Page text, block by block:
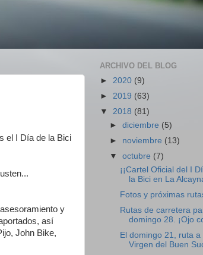
el I Día de la Bici
y
así
John Bike,
ARCHIVO DEL BLOG
► 2020 (9)
► 2019 (63)
▼ 2018 (81)
►diciembre (5)
► noviembre (13)
▼octubre (7)
¡¡Cartel Oficial del I
la Bici en La
Fotos y próximas
Rutas de carretera
domingo 28. ¡Ojo
El domingo 21, ruta a
Virgen del Buen